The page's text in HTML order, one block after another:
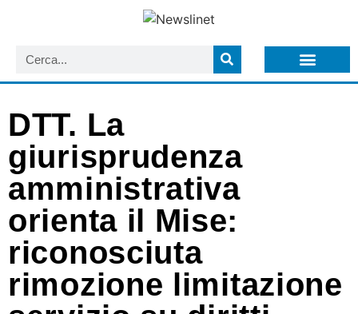
DTT. La
giurisprudenza
amministrativa
orienta il Mise:
riconosciuta
rimozione limitazione